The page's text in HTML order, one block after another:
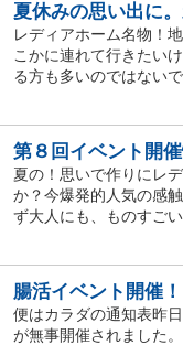
夏休みの思い出に
レディアホーム名物！
こかに連れて行きたい
る方も多いのではない
第８回イベント開
夏の！思いで作りにレ
か？今爆発的人気の感
ず大人にも、ものすご
腸活イベント開催！
便はカラダの通知表昨
が無事開催されました